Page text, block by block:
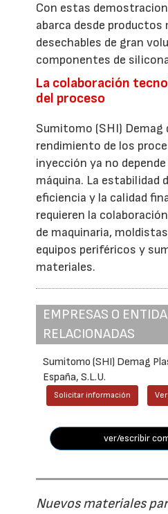
Con estas
abarca desde productos
desechables de gran
componentes de
La colaboración
del proceso
Sumitomo (SHI) Demag
rendimiento de los
inyección ya no
máquina. La estabilidad
eficiencia y la calidad
requieren la
de maquinaria,
equipos periféricos y
materiales.
EMPRESAS O
RELACIONADAS
Sumitomo (SHI) Demag
España, S.L.U.
Solicitar información
ver/escribir
Nuevos materiales